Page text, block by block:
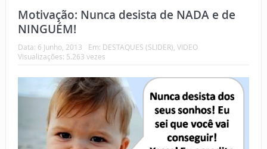
Motivação: Nunca desista de NADA e de
NINGUÉM!
Data: 6 Junho, 2013 Em: DESTAQUES (SLIDER), VIDEO
Visualizações: 5.263 vezes